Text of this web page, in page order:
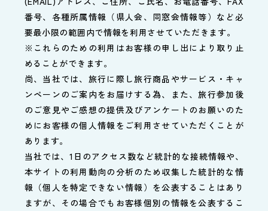
番号、各種所属情報（県人会、同窓会情報等）など必
要最小限の範囲内で情報を利用させていただきます。
※これらのための利用はお客様の申し出により取り止
めることができます。
尚、当社では、旅行に際し旅行商品やサービス・キャ
ンペーンのご案内をお届けする為、また、旅行参加後
のご意見やご感想の提供及びアンケートのお願いのた
めにお客様の個人情報をご利用させていただくことが
あります。
当社では、1日のアクセス数など統計的な接続情報や、
本サイトの利用動向の分析のため収集した統計的な情
報（個人を特定できない情報）を公表することはあり
ますが、その場合でもお客様個別の情報を公表するこ